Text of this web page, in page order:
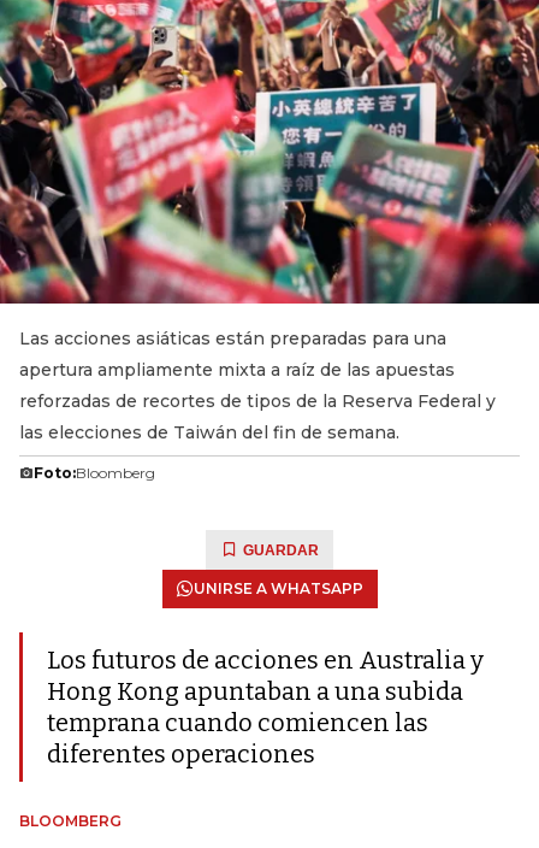
Las acciones asiáticas están preparadas para una
apertura ampliamente mixta a raíz de las apuestas
reforzadas de recortes de tipos de la Reserva Federal y
las elecciones de Taiwán del fin de semana.
Foto:Bloomberg
GUARDAR
UNIRSE A WHATSAPP
Los futuros de acciones en Australia y
Hong Kong apuntaban a una subida
temprana cuando comiencen las
diferentes operaciones
BLOOMBERG